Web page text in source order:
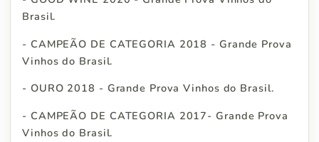
Brasil.
- CAMPEÃO DE CATEGORIA 2018 - Grande Prova
Vinhos do Brasil.
- OURO 2018 - Grande Prova Vinhos do Brasil.
- CAMPEÃO DE CATEGORIA 2017- Grande Prova
Vinhos do Brasil.